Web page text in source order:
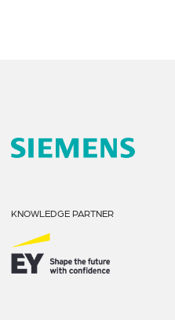
KNOWLEDGE PARTNER